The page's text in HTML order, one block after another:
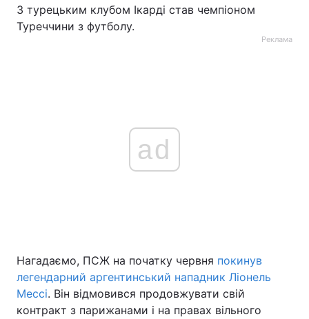
З турецьким клубом Ікарді став чемпіоном
Туреччини з футболу.
Реклама
ad
Нагадаємо, ПСЖ на початку червня покинув
легендарний аргентинський нападник Ліонель
Мессі. Він відмовився продовжувати свій
контракт з парижанами і на правах вільного